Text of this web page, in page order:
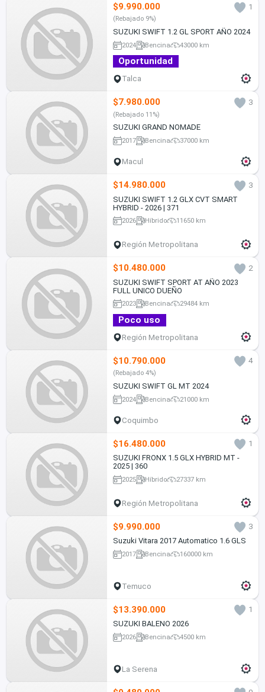
$9.990.000 1
(Rebajado 9%)
SUZUKI SWIFT 1.2 GL SPORT AÑO 2024
2024 Bencina 43000 km
Oportunidad
Talca
$7.980.000 3
(Rebajado 11%)
SUZUKI GRAND NOMADE
2017 Bencina 37000 km
Macul
$14.980.000
3
SUZUKI SWIFT 1.2 GLX CVT SMART
HYBRID - 2026 | 371
2026 Híbrido 11650 km
Región Metropolitana
$10.480.000
2
SUZUKI SWIFT SPORT AT AÑO 2023
FULL UNICO DUEÑO
2023 Bencina 29484 km
Poco uso
Región Metropolitana
$10.790.000 4
(Rebajado 4%)
SUZUKI SWIFT GL MT 2024
2024 Bencina 21000 km
Coquimbo
$16.480.000
1
SUZUKI FRONX 1.5 GLX HYBRID MT -
2025 | 360
2025 Híbrido 27337 km
Región Metropolitana
$9.990.000
3
Suzuki Vitara 2017 Automatico 1.6 GLS
2017 Bencina 160000 km
Temuco
$13.390.000
1
SUZUKI BALENO 2026
2026 Bencina 4500 km
La Serena